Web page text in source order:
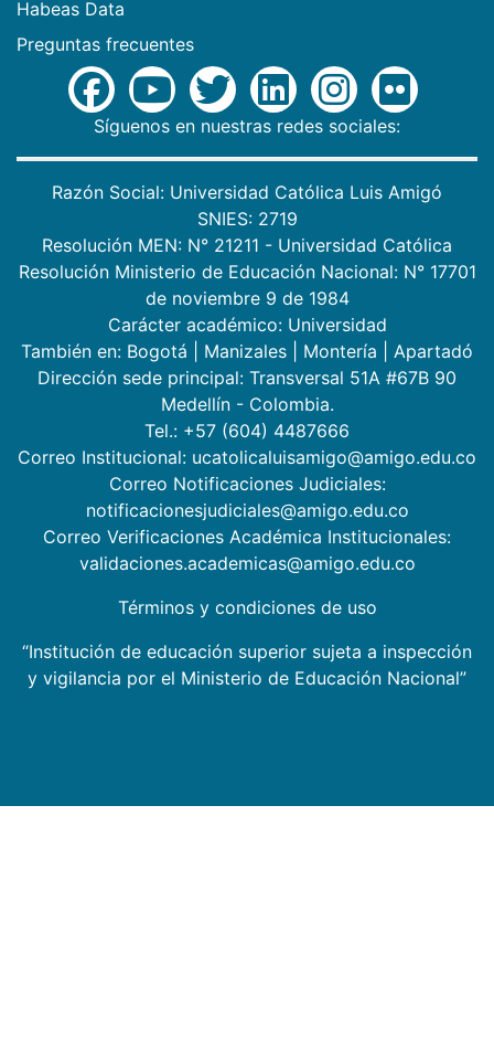
Habeas Data
Preguntas frecuentes
Síguenos en nuestras redes sociales:
Razón Social: Universidad Católica Luis Amigó
SNIES: 2719
Resolución MEN: N° 21211 - Universidad Católica
Resolución Ministerio de Educación Nacional: N° 17701
de noviembre 9 de 1984
Carácter académico: Universidad
También en: Bogotá Manizales Montería
Apartadó
Dirección sede principal: Transversal 51A #67B 90
Medellín - Colombia.
Tel.: +57 (604) 4487666
Correo Institucional: ucatolicaluisamigo@amigo.edu.co
Correo Notificaciones Judiciales:
notificacionesjudiciales@amigo.edu.co
Correo Verificaciones Académica Institucionales:
validaciones.academicas@amigo.edu.co
Términos y condiciones de uso
“Institución de educación superior sujeta a inspección
y vigilancia por el Ministerio de Educación Nacional”